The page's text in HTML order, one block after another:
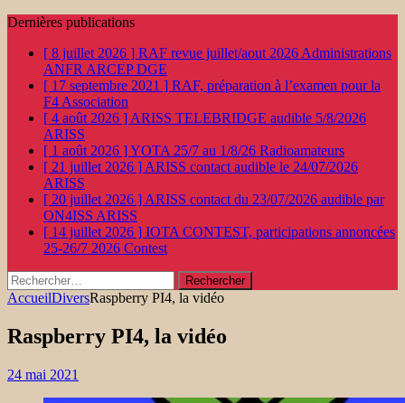
Dernières publications
[ 8 juillet 2026 ] RAF revue juillet/aout 2026 Administrations
ANFR ARCEP DGE
[ 17 septembre 2021 ] RAF, préparation à l’examen pour la
F4 Association
[ 4 août 2026 ] ARISS TELEBRIDGE audible 5/8/2026
ARISS
[ 1 août 2026 ]YOTA 25/7 au 1/8/26 Radioamateurs
[ 21 juillet 2026 ] ARISS contact audible le 24/07/2026
ARISS
[ 20 juillet 2026 ] ARISS contact du 23/07/2026 audible par
ON4ISS ARISS
[ 14 juillet 2026 ] IOTA CONTEST, participations annoncées
25-26/7 2026 Contest
Rechercher :
AccueilDiversRaspberry PI4, la vidéo
Raspberry PI4, la vidéo
24 mai 2021